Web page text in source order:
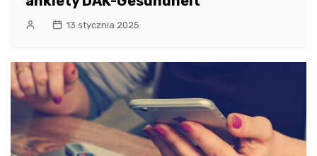
13 stycznia 2025